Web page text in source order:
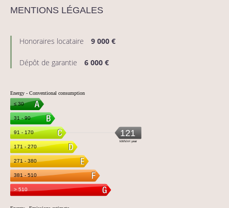
MENTIONS LÉGALES
Honoraires locataire 9 000 €
Dépôt de garantie 6 000 €